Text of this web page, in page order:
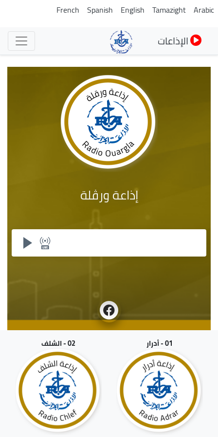
تجاوز
Arabic
Tamazight
English
Spanish
French
الإذاعات
إذاعة ورڤلة
01 - أدرار 02 - الشلف